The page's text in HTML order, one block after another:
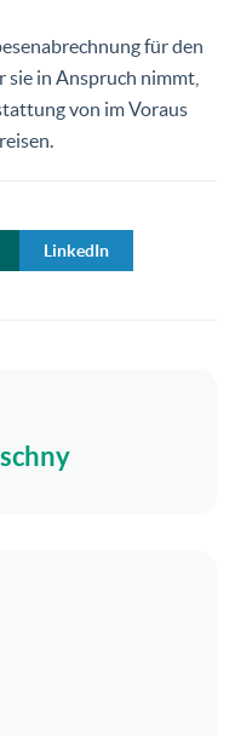
für den
sie in Anspruch nimmt,
von im Voraus
LinkedIn